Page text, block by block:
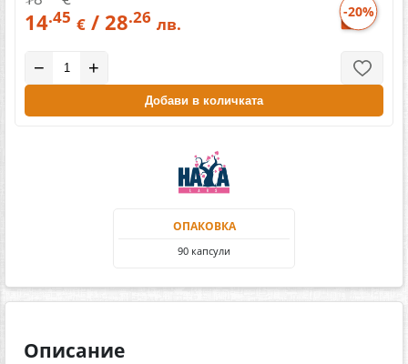
-20%
14.45 € / 28.26 лв.
− +
Добави в количката
ОПАКОВКА
90 капсули
Описание